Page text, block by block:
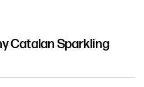
Catalan Sparkling